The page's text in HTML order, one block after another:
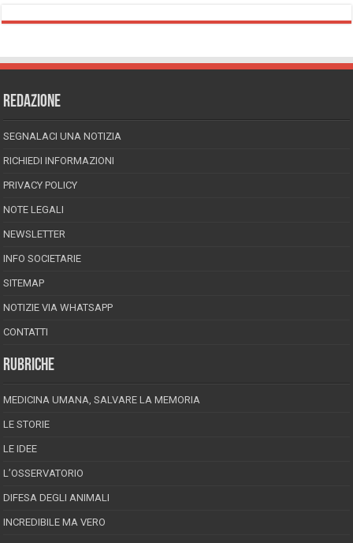
REDAZIONE
SEGNALACI UNA NOTIZIA
RICHIEDI INFORMAZIONI
PRIVACY POLICY
NOTE LEGALI
NEWSLETTER
INFO SOCIETARIE
SITEMAP
NOTIZIE VIA WHATSAPP
CONTATTI
RUBRICHE
MEDICINA UMANA, SALVARE LA MEMORIA
LE STORIE
LE IDEE
L’OSSERVATORIO
DIFESA DEGLI ANIMALI
INCREDIBILE MA VERO